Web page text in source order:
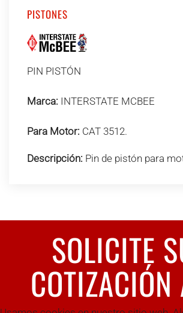
PISTONES
PIN PISTÓN
Marca: INTERSTATE MCBEE
Para Motor: CAT 3512.
Descripción: Pin de pistón para
SOLICITE